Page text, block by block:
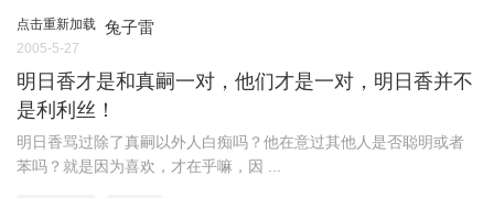
点击重新加载 兔子雷
2005-5-27
明日香才是和真嗣一对，他们才是一对，明日香并不
是利利丝！
明日香骂过除了真嗣以外人白痴吗？他在意过其他人是否聪明或者
苯吗？就是因为喜欢，才在乎嘛，因 ...